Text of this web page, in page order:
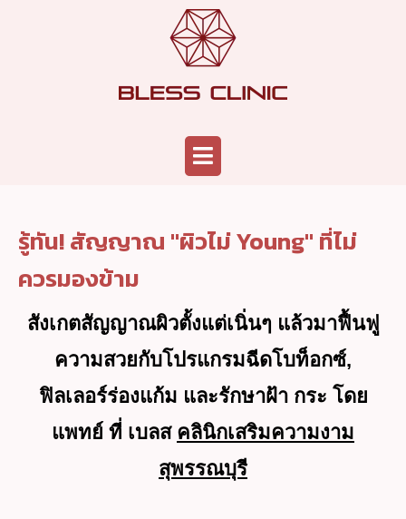
Menu
รู้ทัน! สัญญาณ "ผิวไม่ Young" ที่ไม่
ควรมองข้าม
สังเกตสัญญาณผิวตั้งแต่เนิ่นๆ แล้วมาฟื้นฟู
ความสวยกับโปรแกรมฉีดโบท็อกซ์,
ฟิลเลอร์ร่องแก้ม และรักษาฝ้า กระ โดย
แพทย์ ที่ เบลส คลินิกเสริมความงาม
สุพรรณบุรี